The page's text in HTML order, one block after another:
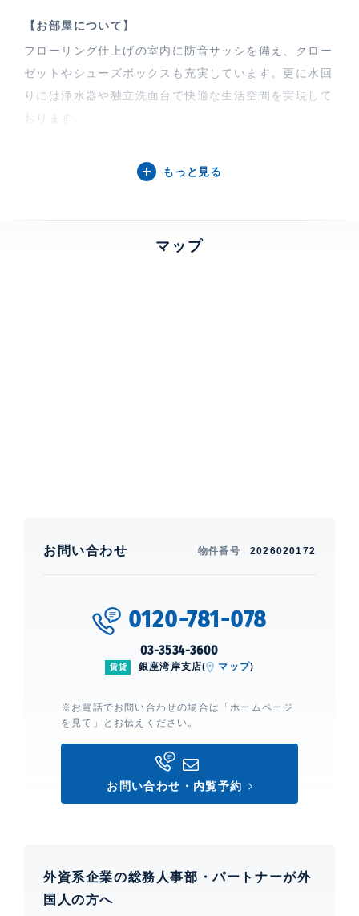
【お部屋について】
フローリング仕上げの室内に防音サッシを備え、クロー
ゼットやシューズボックスも充実しています。更に水回
りには浄水器や独立洗面台で快適な生活空間を実現して
おります。
【コンフォリア・リヴ八丁堀について】
感を放ち、ロケーションは晴海通り門跡橋交差点から一
チン、 カウンターキッチン、 BS、 CS、 ネット使用料
建物設備・施設
トロック、 ディンプルキー、 TVモニ
コンフォリア・リヴ八丁堀
建物詳細
もっと見る
マップ
お問い合わせ 物件番号 2026020172
0120-781-078
03-3534-3600
賃貸 銀座湾岸支店( マップ)
※お電話でお問い合わせの場合は「ホームページ
を見て」とお伝えください。
お問い合わせ・内覧予約
外資系企業の総務人事部・パートナーが外
国人の方へ